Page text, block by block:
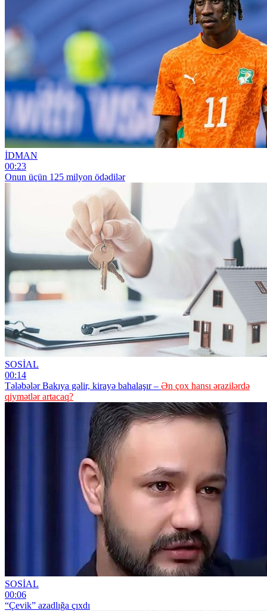
İDMAN
00:23
Onun üçün 125 milyon ödədilər
SOSİAL
00:14
Tələbələr Bakıya gəlir, kirayə bahalaşır – Ən çox hansı ərazilərdə
qiymətlər artacaq?
SOSİAL
00:06
“Çevik” azadlığa çıxdı